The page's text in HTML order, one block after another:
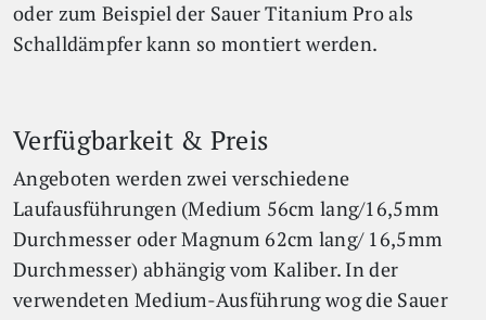
oder zum Beispiel der Sauer Titanium Pro als
Schalldämpfer kann so montiert werden.
Verfügbarkeit & Preis
Angeboten werden zwei verschiedene
Laufausführungen (Medium 56cm lang/16,5mm
Durchmesser oder Magnum 62cm lang/ 16,5mm
Durchmesser) abhängig vom Kaliber. In der
verwendeten Medium-Ausführung wog die Sauer